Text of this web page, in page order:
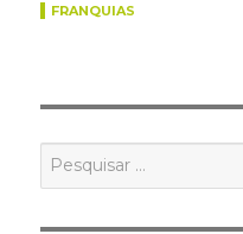
FRANQUIAS
Pesquisar
por: